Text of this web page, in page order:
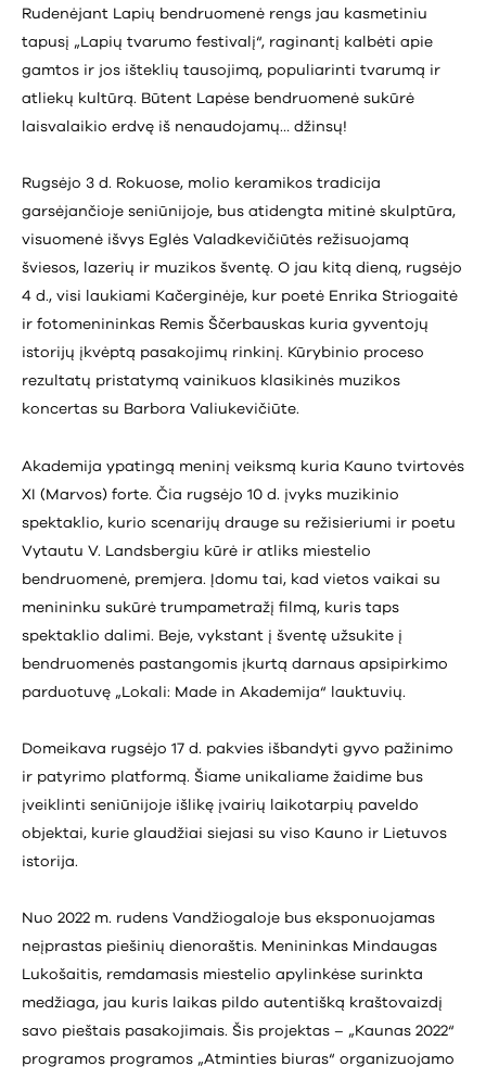
Rudenėjant Lapių bendruomenė rengs jau kasmetiniu
tapusį „Lapių tvarumo festivalį“, raginantį kalbėti apie
gamtos ir jos išteklių tausojimą, populiarinti tvarumą ir
atliekų kultūrą. Būtent Lapėse bendruomenė sukūrė
laisvalaikio erdvę iš nenaudojamų… džinsų!
Rugsėjo 3 d. Rokuose, molio keramikos tradicija
garsėjančioje seniūnijoje, bus atidengta mitinė skulptūra,
visuomenė išvys Eglės Valadkevičiūtės režisuojamą
šviesos, lazerių ir muzikos šventę. O jau kitą dieną, rugsėjo
4 d., visi laukiami Kačerginėje, kur poetė Enrika Striogaitė
ir fotomenininkas Remis Ščerbauskas kuria gyventojų
istorijų įkvėptą pasakojimų rinkinį. Kūrybinio proceso
rezultatų pristatymą vainikuos klasikinės muzikos
koncertas su Barbora Valiukevičiūte.
Akademija ypatingą meninį veiksmą kuria Kauno tvirtovės
XI (Marvos) forte. Čia rugsėjo 10 d. įvyks muzikinio
spektaklio, kurio scenarijų drauge su režisieriumi ir poetu
Vytautu V. Landsbergiu kūrė ir atliks miestelio
bendruomenė, premjera. Įdomu tai, kad vietos vaikai su
menininku sukūrė trumpametražį filmą, kuris taps
spektaklio dalimi. Beje, vykstant į šventę užsukite į
bendruomenės pastangomis įkurtą darnaus apsipirkimo
parduotuvę „Lokali: Made in Akademija“ lauktuvių.
Domeikava rugsėjo 17 d. pakvies išbandyti gyvo pažinimo
ir patyrimo platformą. Šiame unikaliame žaidime bus
įveiklinti seniūnijoje išlikę įvairių laikotarpių paveldo
objektai, kurie glaudžiai siejasi su viso Kauno ir Lietuvos
istorija.
Nuo 2022 m. rudens Vandžiogaloje bus eksponuojamas
neįprastas piešinių dienoraštis. Menininkas Mindaugas
Lukošaitis, remdamasis miestelio apylinkėse surinkta
medžiaga, jau kuris laikas pildo autentišką kraštovaizdį
savo pieštais pasakojimais. Šis projektas – „Kaunas 2022“
programos programos „Atminties biuras“ organizuojamo